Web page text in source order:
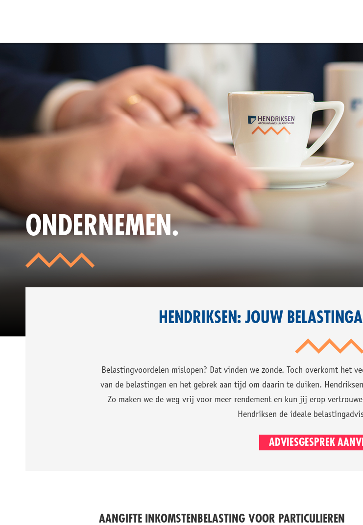
ONDERNEMEN. MET
ECHT
RESULTAAT.
MET
VERTROUWEN.
IN
ENSCHEDE.
HENDRIKSEN: JOUW
Belastingvoordelen mislopen? Dat vinden we zonde. Toch overkomt het
van de belastingen en het gebrek aan tijd om daarin te duiken.
Zo maken we de weg vrij voor meer rendement en kun jij erop
Hendriksen de ideale
ADVIESGESPREK
AANGIFTE INKOMSTENBELASTING VOOR PARTICULIEREN